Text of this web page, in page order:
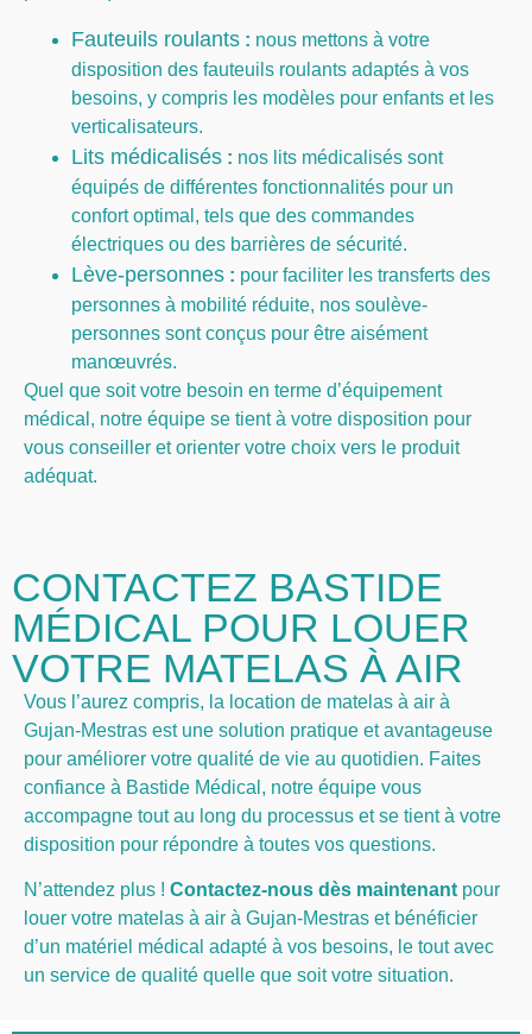
Fauteuils roulants : nous mettons à votre
disposition des fauteuils roulants adaptés à vos
besoins, y compris les modèles pour enfants et les
verticalisateurs.
Lits médicalisés : nos lits médicalisés sont
équipés de différentes fonctionnalités pour un
confort optimal, tels que des commandes
électriques ou des barrières de sécurité.
Lève-personnes : pour faciliter les transferts des
personnes à mobilité réduite, nos soulève-
personnes sont conçus pour être aisément
manœuvrés.
Quel que soit votre besoin en terme d’équipement
médical, notre équipe se tient à votre disposition pour
vous conseiller et orienter votre choix vers le produit
adéquat.
CONTACTEZ BASTIDE
MÉDICAL POUR LOUER
VOTRE MATELAS À AIR
Vous l’aurez compris, la location de matelas à air à
Gujan-Mestras est une solution pratique et avantageuse
pour améliorer votre qualité de vie au quotidien. Faites
confiance à Bastide Médical, notre équipe vous
accompagne tout au long du processus et se tient à votre
disposition pour répondre à toutes vos questions.
N’attendez plus ! Contactez-nous dès maintenant pour
louer votre matelas à air à Gujan-Mestras et bénéficier
d’un matériel médical adapté à vos besoins, le tout avec
un service de qualité quelle que soit votre situation.